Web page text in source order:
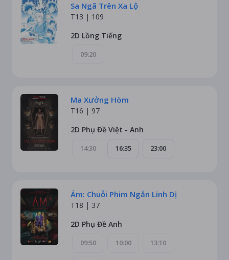
Sa Ngã Trên Xa Lộ
T13 | 109
2D Lồng Tiếng
09:20
Ma Xưởng Hòm
T16 | 97
2D Phụ Đề Việt - Anh
14:30 16:35 23:00
Ám: Chuỗi Phim Ngắn Linh Dị
T18 | 37
2D Phụ Đề Anh
09:50 10:00 13:10